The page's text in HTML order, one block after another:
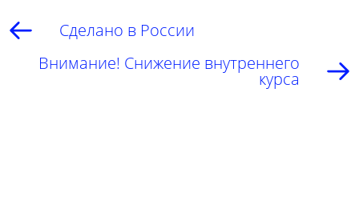
Сделано в России
Внимание! Снижение внутреннего
курса